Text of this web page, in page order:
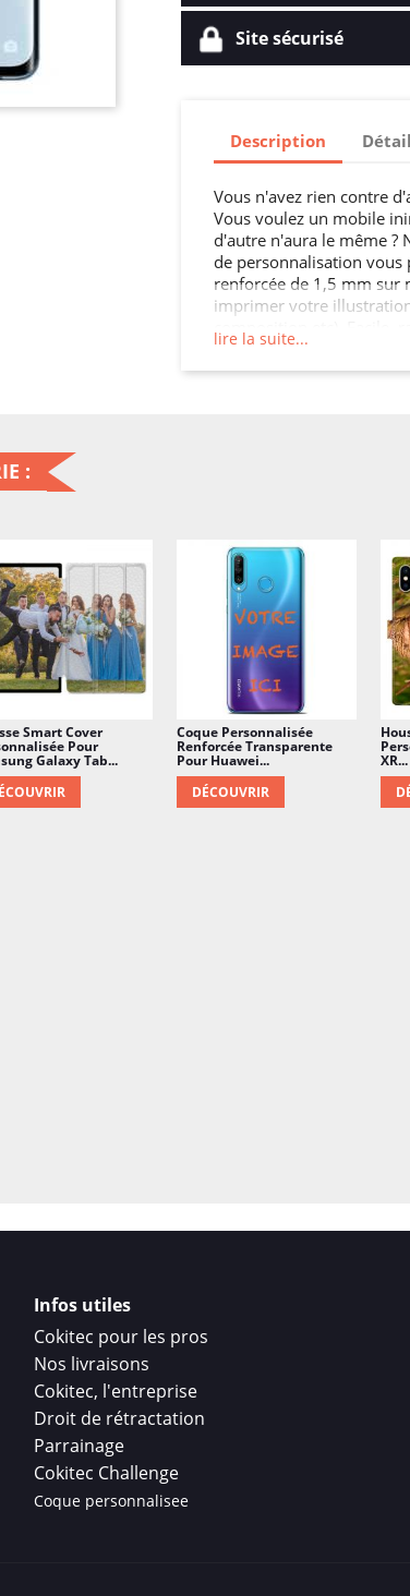
Site sécurisé
Description
Vous n'avez rien contre
Vous voulez un mobile
d'autre n'aura le même ?
de personnalisation
renforcée de 1,5 mm sur
imprimer votre
mobile à votre image !
lire la suite...
:
Smart Cover
Pour
Galaxy Tab...
Coque Personnalisée
Renforcée Transparente
Pour Huawei...
DÉCOUVRIR
XR...
Infos utiles
Cokitec pour les pros
Nos livraisons
Cokitec, l'entreprise
Droit de rétractation
Parrainage
Cokitec Challenge
Coque personnalisee